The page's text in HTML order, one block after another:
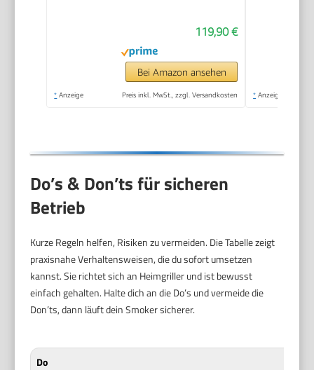
119,90 €
Bei Amazon ansehen
* Anzeige Preis inkl. MwSt., zzgl. Versandkosten * Anzeige
Do’s & Don’ts für sicheren
Betrieb
Kurze Regeln helfen, Risiken zu vermeiden. Die Tabelle zeigt
praxisnahe Verhaltensweisen, die du sofort umsetzen
kannst. Sie richtet sich an Heimgriller und ist bewusst
einfach gehalten. Halte dich an die Do’s und vermeide die
Don’ts, dann läuft dein Smoker sicherer.
Do